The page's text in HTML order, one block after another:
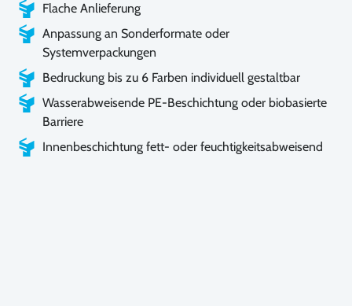
Flache Anlieferung
Anpassung an Sonderformate oder
Systemverpackungen
Bedruckung bis zu 6 Farben individuell gestaltbar
Wasserabweisende PE-Beschichtung oder biobasierte
Barriere
Innenbeschichtung fett- oder feuchtigkeitsabweisend